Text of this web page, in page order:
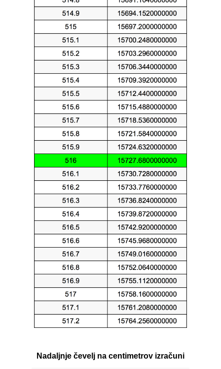
Nadaljnje čevelj na centimetrov izračuni